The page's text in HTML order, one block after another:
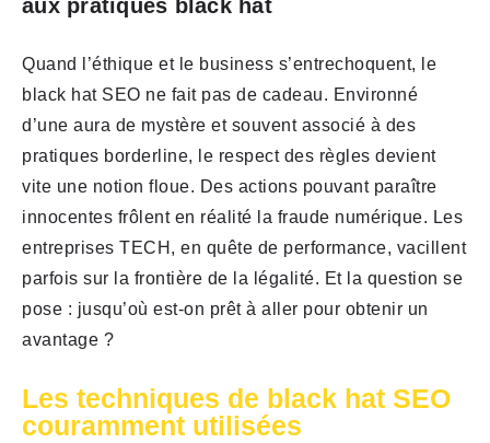
aux pratiques black hat
Quand l’éthique et le business s’entrechoquent, le
black hat SEO ne fait pas de cadeau. Environné
d’une aura de mystère et souvent associé à des
pratiques borderline, le respect des règles devient
vite une notion floue. Des actions pouvant paraître
innocentes frôlent en réalité la fraude numérique. Les
entreprises TECH, en quête de performance, vacillent
parfois sur la frontière de la légalité. Et la question se
pose : jusqu’où est-on prêt à aller pour obtenir un
avantage ?
Les techniques de black hat SEO
couramment utilisées